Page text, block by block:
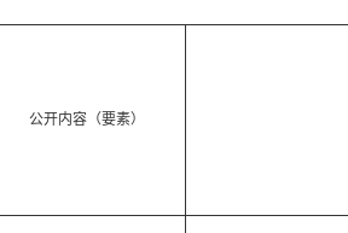
公开内容（要素）